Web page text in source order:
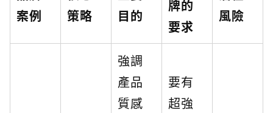
案例
策略
目的
牌的
要求
風險
強調
產品
質感
要有
超強